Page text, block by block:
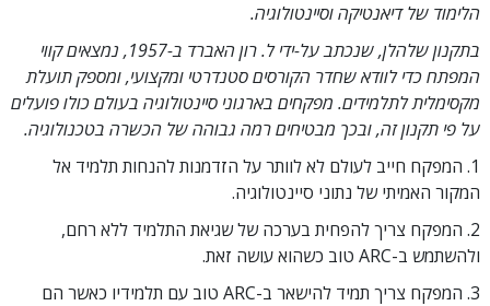
הלימוד של דיאנטיקה וסיינטולוגיה.
בתקנון שלהלן, שנכתב על-ידי ל. רון האברד ב-1957, נמצאים קווי
המפתח כדי לוודא שחדר הקורסים סטנדרטי ומקצועי, ומספק תועלת
מקסימלית לתלמידים. מפקחים בארגוני סיינטולוגיה בעולם כולו פועלים
על פי תקנון זה, ובכך מבטיחים רמה גבוהה של הכשרה בטכנולוגיה.
1. המפקח חייב לעולם לא לוותר על הזדמנות להנחות תלמיד אל
המקור האמיתי של נתוני סיינטולוגיה.
2. המפקח צריך להפחית בערכה של שגיאת התלמיד ללא רחם,
ולהשתמש ב-ARC טוב כשהוא עושה זאת.
3. המפקח צריך תמיד להישאר ב-ARC טוב עם תלמידיו כאשר הם